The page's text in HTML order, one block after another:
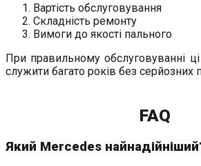
Вартість обслуговування
Складність ремонту
Вимоги до якості пального
При правильному обслуговуванні
служити багато років без серйозних
FAQ
Який Mercedes